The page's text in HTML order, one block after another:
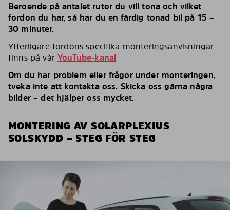
Beroende på antalet rutor du vill tona och vilket
fordon du har, så har du en färdig tonad bil på 15 –
30 minuter.
Ytterligare fordons specifika monteringsanvisningar
finns på vårYouTube-kanal
Om du har problem eller frågor under monteringen,
tveka inte att kontakta oss. Skicka oss gärna några
bilder – det hjälper oss mycket.
MONTERING AV SOLARPLEXIUS
SOLSKYDD – STEG FÖR STEG